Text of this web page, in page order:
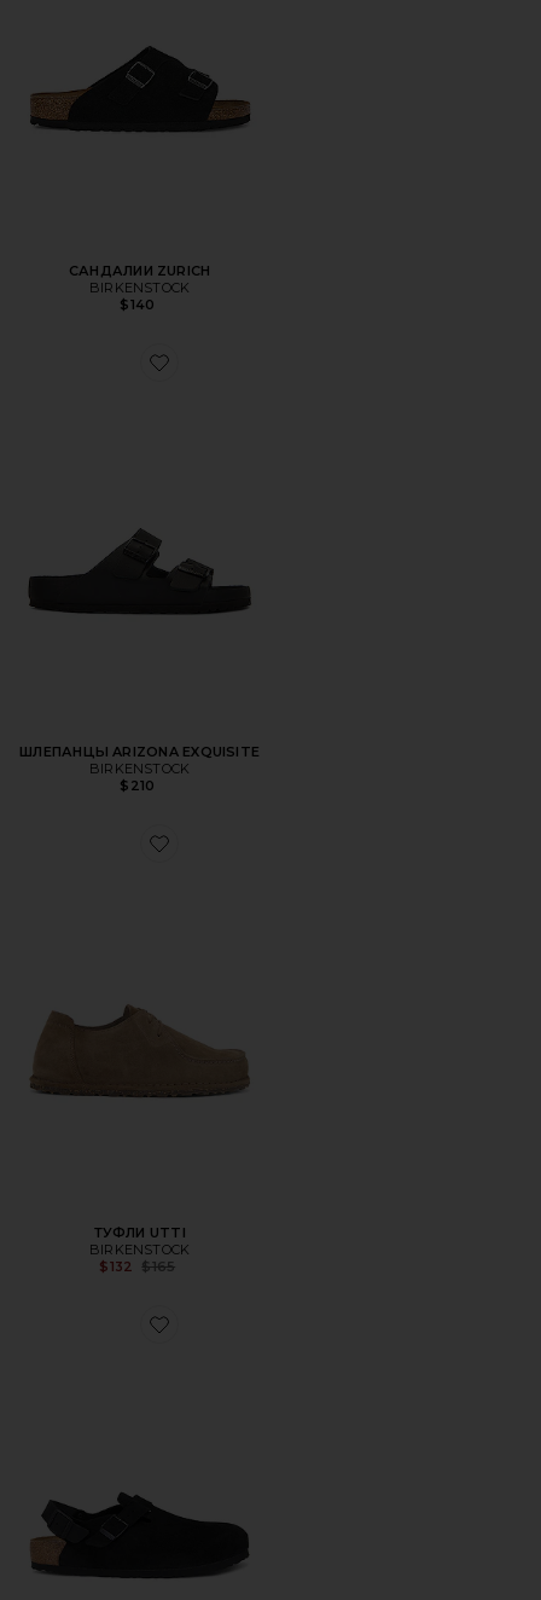
САНДАЛИИ ZURICH
BIRKENSTOCK
$140
Favorite ШЛЕПАНЦЫ ARIZONA EXQUISITE
ШЛЕПАНЦЫ ARIZONA EXQUISITE
BIRKENSTOCK
$210
Favorite ТУФЛИ UTTI
ТУФЛИ UTTI
BIRKENSTOCK
$132
Previous price:
$165
Favorite ОБУВЬ TOKIO